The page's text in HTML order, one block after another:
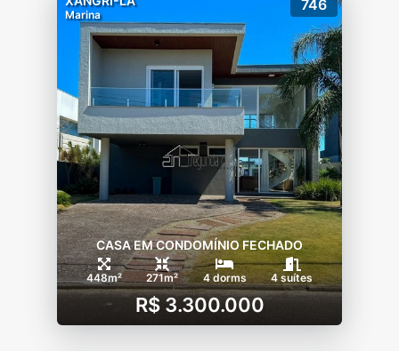
Marina
746
CASA EM CONDOMÍNIO FECHADO
448m² 271m² 4 dorms 4 suítes
R$ 3.300.000